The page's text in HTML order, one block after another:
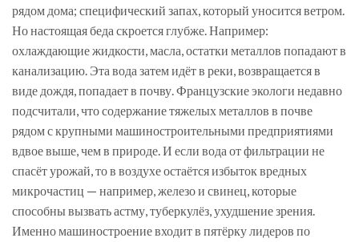
рядом дома; специфический запах, который уносится ветром.
Но настоящая беда скроется глубже. Например:
охлаждающие жидкости, масла, остатки металлов попадают в
канализацию. Эта вода затем идёт в реки, возвращается в
виде дождя, попадает в почву. Французские экологи недавно
подсчитали, что содержание тяжелых металлов в почве
рядом с крупными машиностроительными предприятиями
вдвое выше, чем в природе. И если вода от фильтрации не
спасёт урожай, то в воздухе остаётся избыток вредных
микрочастиц — например, железо и свинец, которые
способны вызвать астму, туберкулёз, ухудшение зрения.
Именно машиностроение входит в пятёрку лидеров по